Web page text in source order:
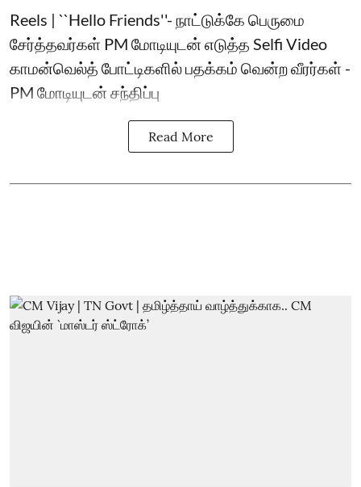
Reels | ``Hello Friends''- நாட்டுக்கே பெருமை
சேர்த்தவர்கள் PM மோடியுடன் எடுத்த Selfi Video
காமன்வெல்த் போட்டிகளில் பதக்கம் வென்ற வீரர்கள் -
PM மோடியுடன் சந்திப்பு
Read More